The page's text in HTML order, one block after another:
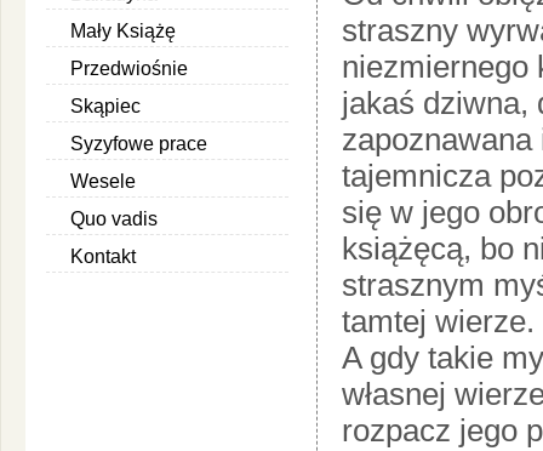
Mały Książę
Przedwiośnie
Skąpiec
Syzyfowe prace
Wesele
Quo vadis
Kontakt
straszny
niezmiernego
jakaś dziwna,
zapoznawana
tajemnicza
się w jego
książęcą, bo
strasznym
tamtej wierze.
A gdy takie
własnej
rozpacz jego